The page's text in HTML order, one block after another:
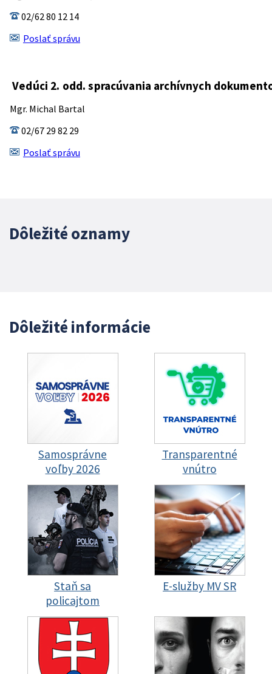
02/62 80 12 14
Poslať správu
Vedúci 2. odd. spracúvania archívnych
Mgr. Michal Bartal
02/67 29 82 29
Poslať správu
Dôležité oznamy
Dôležité informácie
Samosprávne
voľby 2026
Transparentné
vnútro
Staň sa
policajtom
E-služby MV SR